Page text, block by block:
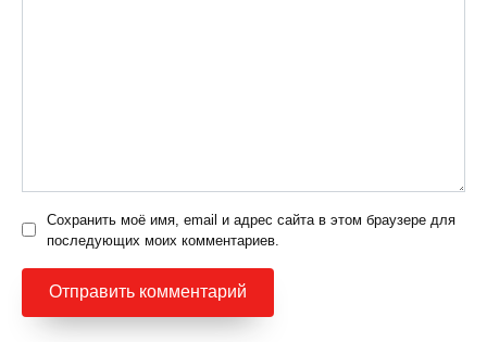
Сохранить моё имя, email и адрес сайта в этом браузере для
последующих моих комментариев.